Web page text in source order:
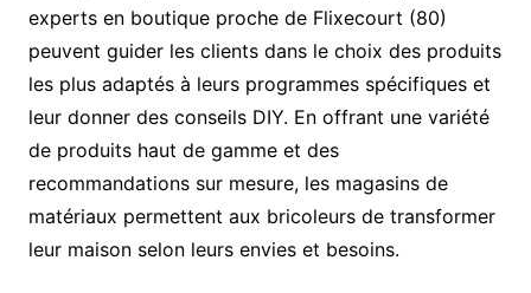
experts en boutique proche de Flixecourt (80)
peuvent guider les clients dans le choix des produits
les plus adaptés à leurs programmes spécifiques et
leur donner des conseils DIY. En offrant une variété
de produits haut de gamme et des
recommandations sur mesure, les magasins de
matériaux permettent aux bricoleurs de transformer
leur maison selon leurs envies et besoins.